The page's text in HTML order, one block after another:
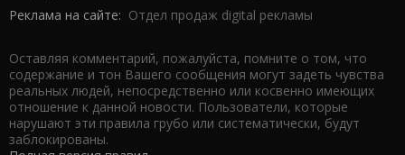
Реклама на сайте: Отдел продаж digital рекламы
Оставляя комментарий, пожалуйста, помните о том, что
содержание и тон Вашего сообщения могут задеть чувства
реальных людей, непосредственно или косвенно имеющих
отношение к данной новости. Пользователи, которые
нарушают эти правила грубо или систематически, будут
заблокированы.